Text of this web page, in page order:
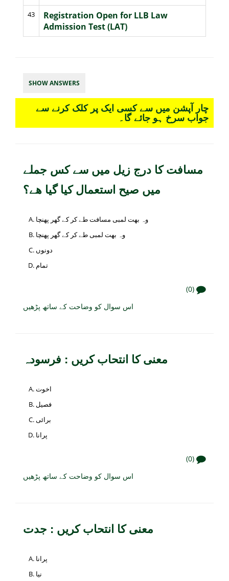
43
Registration Open for LLB Law
Admission Test (LAT)
SHOW ANSWERS
چار آپشن میں سے کسی ایک پر کلک کرنے سے
جواب سرخ ہو جائے گا۔
مسافت کا درج زیل میں سے کس جملے
میں صیح استعمال کیا گیا ھے؟
وہ بھت لمبی مسافت طے کر کے گھر پھنچا
وہ بھت لمبی طے کر کے گھر پھنچا
دونوں
تمام
(0)
اس سوال کو وضاحت کے ساتھ پڑھیں
معنی کا انتحاب کریں : فرسودہ
اخوت
فصیل
برائی
پرانا
(0)
اس سوال کو وضاحت کے ساتھ پڑھیں
معنی کا انتحاب کریں : جدت
پرانا
نیا